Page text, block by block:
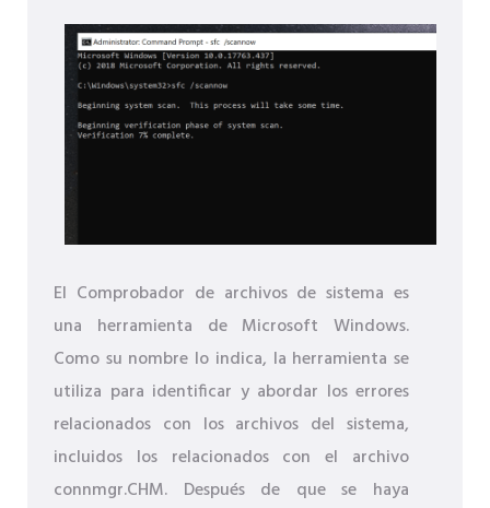
El Comprobador de archivos de sistema es
una herramienta de Microsoft Windows.
Como su nombre lo indica, la herramienta se
utiliza para identificar y abordar los errores
relacionados con los archivos del sistema,
incluidos los relacionados con el archivo
connmgr.CHM. Después de que se haya